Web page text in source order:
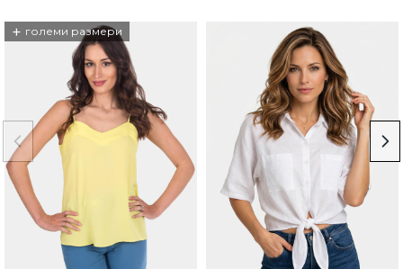
+ големи размери